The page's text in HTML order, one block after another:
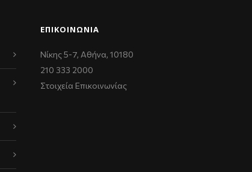
ΕΠΙΚΟΙΝΩΝΊΑ
Νίκης 5-7, Αθήνα, 10180
210 333 2000
Στοιχεία Επικοινωνίας